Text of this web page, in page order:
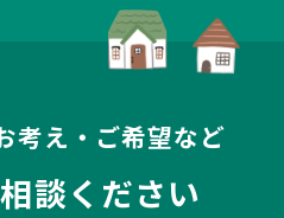
考え・ご希望など
談ください